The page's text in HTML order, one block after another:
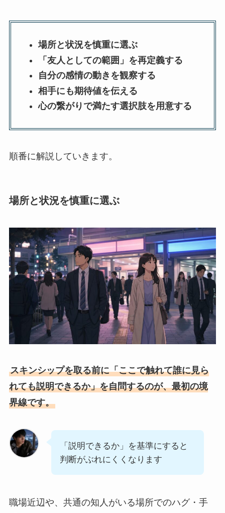
場所と状況を慎重に選ぶ
「友人としての範囲」を再定義する
自分の感情の動きを観察する
相手にも期待値を伝える
心の繋がりで満たす選択肢を用意する
順番に解説していきます。
場所と状況を慎重に選ぶ
スキンシップを取る前に「ここで触れて誰に見ら
れても説明できるか」を自問するのが、最初の境
界線です。
「説明できるか」を基準にすると
判断がぶれにくくなります
職場近辺や、共通の知人がいる場所でのハグ・手